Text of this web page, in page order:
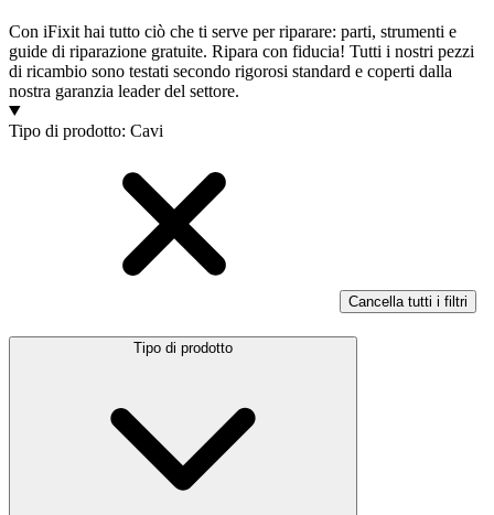
Con iFixit hai tutto ciò che ti serve per riparare: parti, strumenti e
guide di riparazione gratuite. Ripara con fiducia! Tutti i nostri pezzi
di ricambio sono testati secondo rigorosi standard e coperti dalla
nostra garanzia leader del settore.
Prodotti
Tipo di prodotto: Cavi
Cancella tutti i filtri
Tipo di prodotto